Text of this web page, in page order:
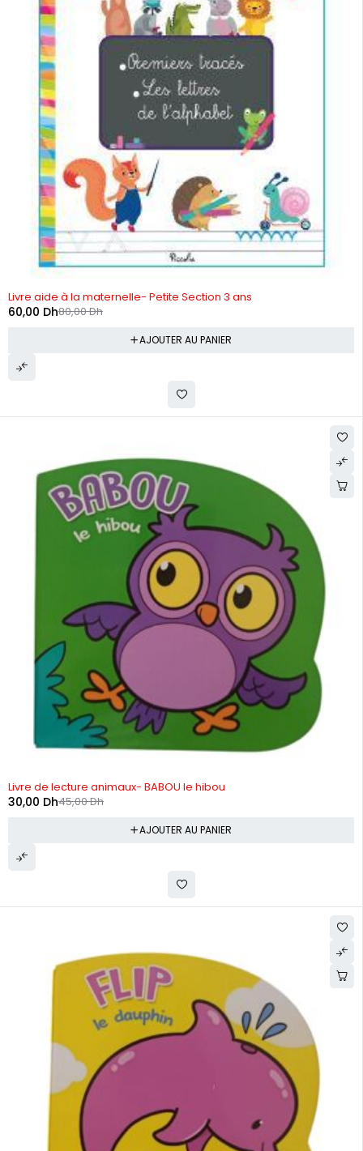
Livre aide à la maternelle- Petite Section 3 ans
80,00Dh
60,00 Dh
AJOUTER AU PANIER
Livre de lecture animaux- BABOU le hibou
45,00Dh
30,00 Dh
AJOUTER AU PANIER